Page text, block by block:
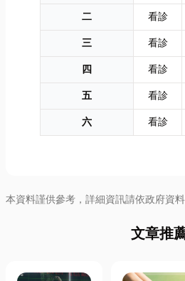
二
看診
三
看診
四
看診
五
看診
六
看診
本資料謹供參考，詳細資訊請依政府資料
文章推